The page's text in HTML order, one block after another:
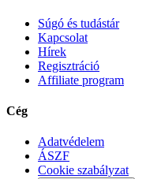
Súgó és tudástár
Kapcsolat
Hírek
Regisztráció
Affiliate program
Cég
Adatvédelem
ÁSZF
Cookie szabályzat